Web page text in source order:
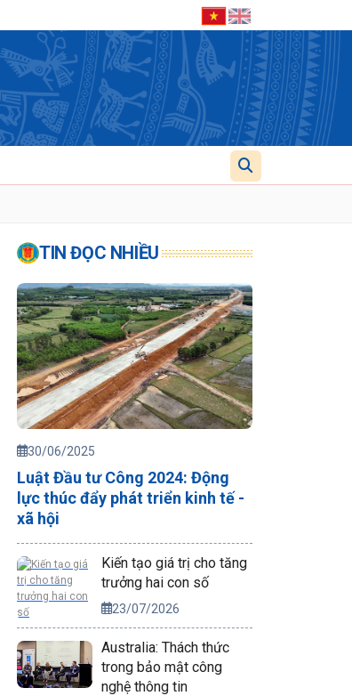
TIN ĐỌC NHIỀU
30/06/2025
Luật Đầu tư Công 2024: Động
lực thúc đẩy phát triển kinh tế -
xã hội
Kiến tạo giá trị cho tăng
trưởng hai con số
23/07/2026
Australia: Thách thức
trong bảo mật công
nghệ thông tin